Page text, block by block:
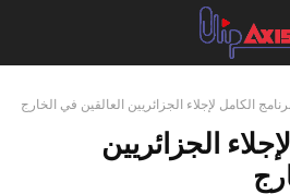
الكامل لإجلاء الجزائريين العالقين في الخارج
الجزائريين